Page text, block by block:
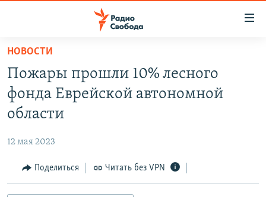
упрощенного
доступа
Вернуться
основному
Вернутся
ПОДКАСТЫ
АВТОРСКИЕ ПРОЕКТЫ
МНЕНИЯ
КУЛЬТУРА
НОВОСТИ
Пожары прошли 10% лесного
фонда Еврейской автономной
области
12 мая 2023
Поделиться Читать без VPN